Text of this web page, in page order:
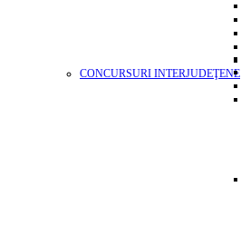
CONCURSURI INTERJUDEŢENE